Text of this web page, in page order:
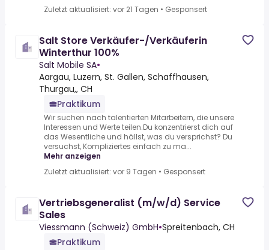
Zuletzt aktualisiert: vor 21 Tagen • Gesponsert
Salt Store Verkäufer-/Verkäuferin
Winterthur 100%
Salt Mobile SA•
Aargau, Luzern, St. Gallen, Schaffhausen,
Thurgau,, CH
Praktikum
Wir suchen nach talentierten Mitarbeitern, die unsere
Interessen und Werte teilen.Du konzentrierst dich auf
das Wesentliche und hällst, was du versprichst? Du
versuchst, Kompliziertes einfach zu ma...
Mehr anzeigen
Zuletzt aktualisiert: vor 9 Tagen • Gesponsert
Vertriebsgeneralist (m/w/d) Service
Sales
Viessmann (Schweiz) GmbH•Spreitenbach, CH
Praktikum